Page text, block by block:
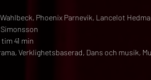
Phoenix Parnevik, Lancelot
Simonsson
41 min
Verklighetsbaserad, Dans och musik,